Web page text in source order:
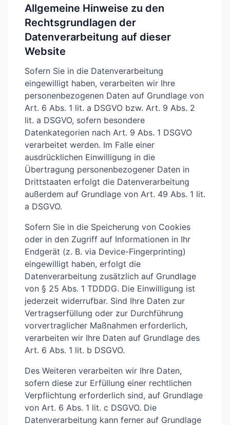
Allgemeine Hinweise zu den
Rechtsgrundlagen der
Datenverarbeitung auf dieser
Website
Sofern Sie in die Datenverarbeitung
eingewilligt haben, verarbeiten wir Ihre
personenbezogenen Daten auf Grundlage von
Art. 6 Abs. 1 lit. a DSGVO bzw. Art. 9 Abs. 2
lit. a DSGVO, sofern besondere
Datenkategorien nach Art. 9 Abs. 1 DSGVO
verarbeitet werden. Im Falle einer
ausdrücklichen Einwilligung in die
Übertragung personenbezogener Daten in
Drittstaaten erfolgt die Datenverarbeitung
außerdem auf Grundlage von Art. 49 Abs. 1 lit.
a DSGVO.
Sofern Sie in die Speicherung von Cookies
oder in den Zugriff auf Informationen in Ihr
Endgerät (z. B. via Device-Fingerprinting)
eingewilligt haben, erfolgt die
Datenverarbeitung zusätzlich auf Grundlage
von § 25 Abs. 1 TDDDG. Die Einwilligung ist
jederzeit widerrufbar. Sind Ihre Daten zur
Vertragserfüllung oder zur Durchführung
vorvertraglicher Maßnahmen erforderlich,
verarbeiten wir Ihre Daten auf Grundlage des
Art. 6 Abs. 1 lit. b DSGVO.
Des Weiteren verarbeiten wir Ihre Daten,
sofern diese zur Erfüllung einer rechtlichen
Verpflichtung erforderlich sind, auf Grundlage
von Art. 6 Abs. 1 lit. c DSGVO. Die
Datenverarbeitung kann ferner auf Grundlage